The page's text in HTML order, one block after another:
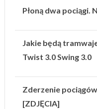
Płoną dwa pociągi.
Jakie będą
Twist 3.0 Swing 3.0
Zderzenie
[ZDJĘCIA]